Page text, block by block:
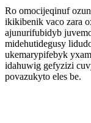
Ro omocijeqinuf
ikikibenik vaco zara
ajunurifubidyb
midehutidegusy
ukemarypifebyk
idahuwig gefyzizi
povazukyto eles be.